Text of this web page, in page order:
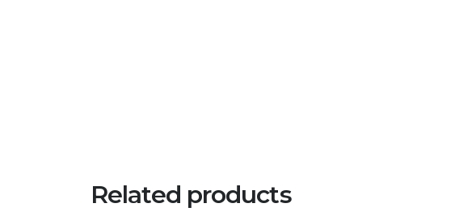
Related products